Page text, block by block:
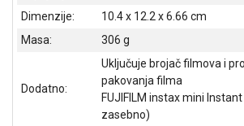
Dimenzije:
10.4 x 12.2 x 6.66 cm
Masa:
306 g
Dodatno:
Uključuje brojač filmova i
pakovanja filma
FUJIFILM instax mini
zasebno)